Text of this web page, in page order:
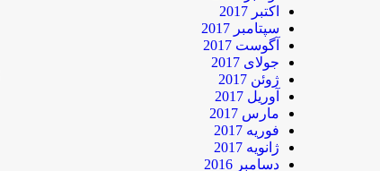
اکتبر 2017
سپتامبر 2017
آگوست 2017
جولای 2017
ژوئن 2017
آوریل 2017
مارس 2017
فوریه 2017
ژانویه 2017
دسامبر 2016